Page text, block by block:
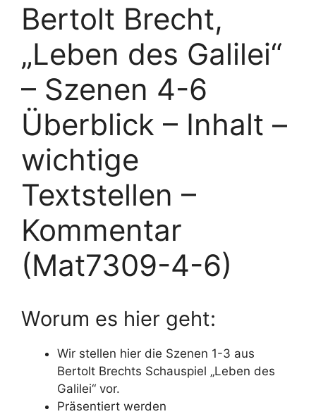
Bertolt Brecht,
„Leben des Galilei“
– Szenen 4-6
Überblick – Inhalt –
wichtige
Textstellen –
Kommentar
(Mat7309-4-6)
Worum es hier geht:
Wir stellen hier die Szenen 1-3 aus
Bertolt Brechts Schauspiel „Leben des
Galilei“ vor.
Präsentiert werden